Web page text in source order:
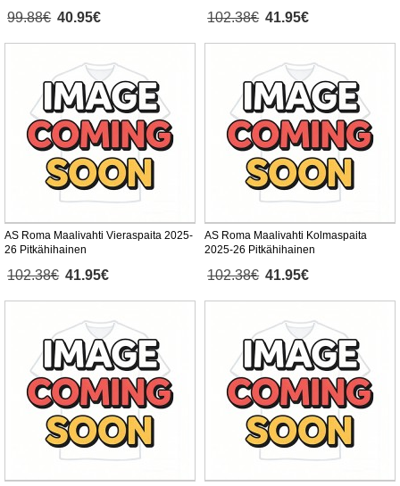
99.88€ 40.95€ 102.38€ 41.95€
AS Roma Maalivahti Vieraspaita 2025-
26 Pitkähihainen
102.38€ 41.95€
AS Roma Maalivahti Kolmaspaita
2025-26 Pitkähihainen
102.38€ 41.95€